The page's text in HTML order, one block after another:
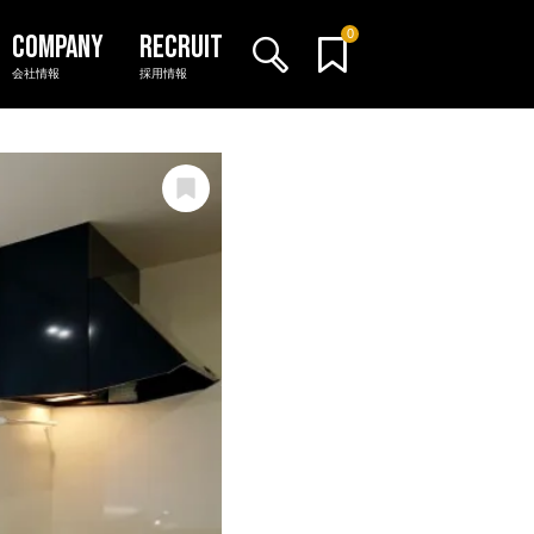
0
会社情報 採用情報